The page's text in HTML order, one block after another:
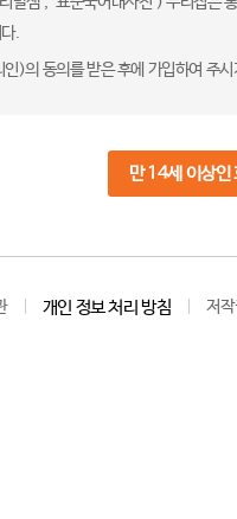
.
)의 동의를 받은 후에 가입하여 주
만 14세 이상인
개인 정보 처리 방침 저